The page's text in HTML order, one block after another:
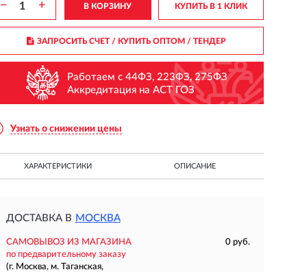
− + В КОРЗИНУ КУПИТЬ В 1 КЛИК
ЗАПРОСИТЬ СЧЕТ / КУПИТЬ ОПТОМ/ ТЕНДЕР
Работаем с 44ФЗ, 223ФЗ, 275ФЗ
Аккредитация на АСТ ГОЗ
Узнать о снижении цены
ХАРАКТЕРИСТИКИ ОПИСАНИЕ
ДОСТАВКА В МОСКВА
САМОВЫВОЗ ИЗ МАГАЗИНА
0 руб.
по предварительному заказу
(г. Москва, м. Таганская,